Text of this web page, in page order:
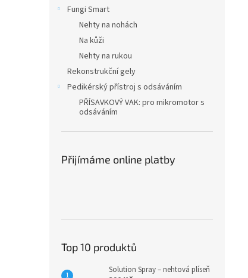
Fungi Smart
Nehty na nohách
Na kůži
Nehty na rukou
Rekonstrukční gely
Pedikérský přístroj s odsáváním
PŘÍSAVKOVÝ VAK: pro mikromotor s
odsáváním
Přijímáme online platby
Top 10 produktů
Solution Spray – nehtová plíseň